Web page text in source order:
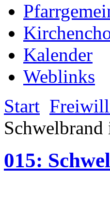
Kalender
Weblinks
Start
015: